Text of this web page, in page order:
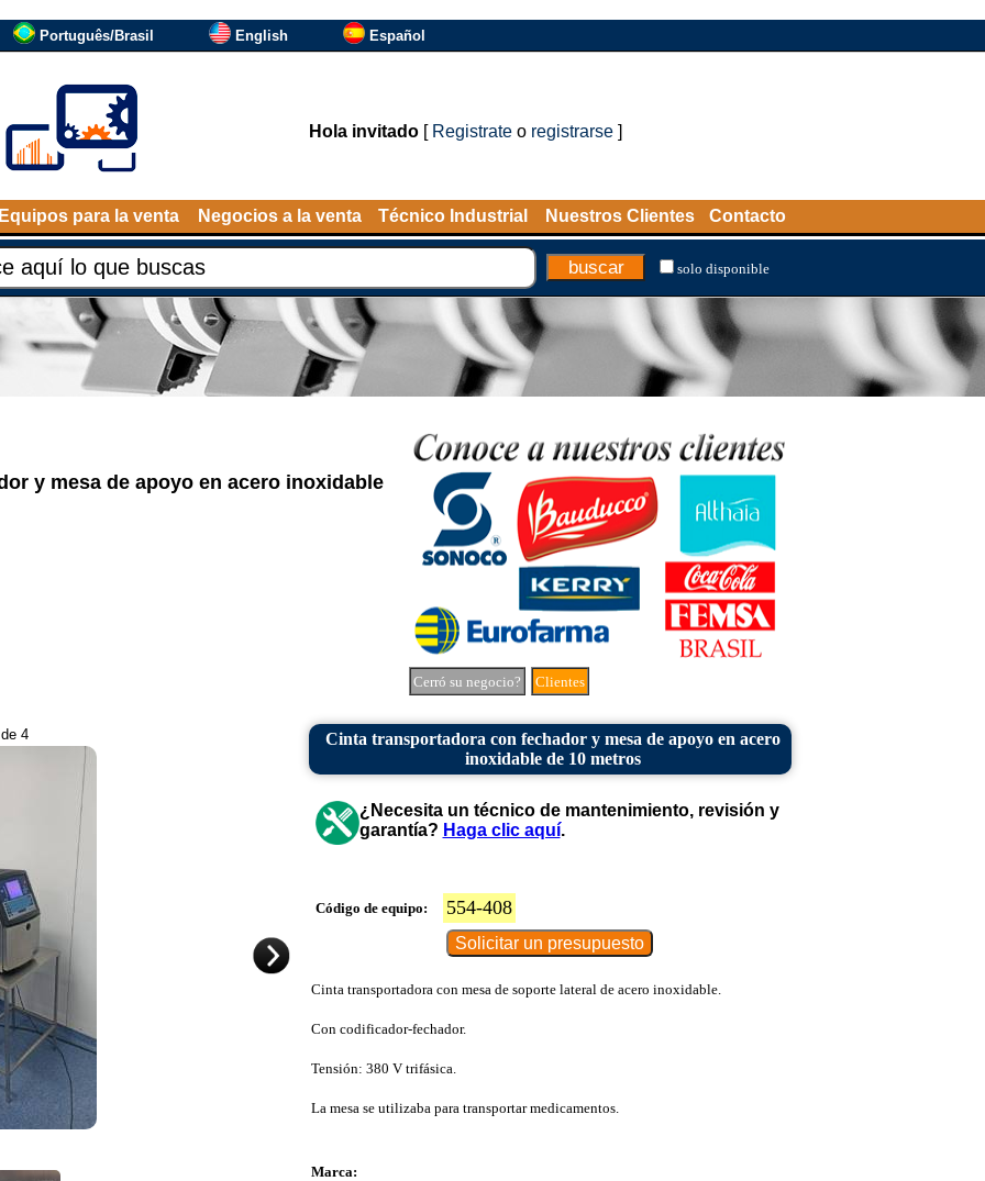
Português/Brasil English Español
Hola invitado[ Registrateo registrarse]
para la venta Negocios a la venta Técnico Industrial Nuestros Clientes Contacto
solo disponible
y mesa de apoyo en acero inoxidable
Cerró su negocio? Clientes
4
Cinta transportadora con fechador y mesa de apoyo en acero
inoxidable de 10 metros
¿Necesita un técnico de mantenimiento, revisión y
garantía? Haga clic aquí.
Código de equipo: 554-408
Cinta transportadora con mesa de soporte lateral de acero inoxidable.
Con codificador-fechador.
Tensión: 380 V trifásica.
La mesa se utilizaba para transportar medicamentos.
Marca: